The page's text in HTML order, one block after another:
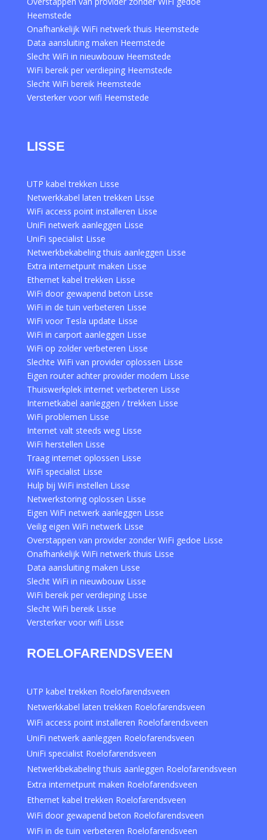
Heemstede
Onafhankelijk WiFi netwerk thuis Heemstede
Data aansluiting maken Heemstede
Slecht WiFi in nieuwbouw Heemstede
WiFi bereik per verdieping Heemstede
Slecht WiFi bereik Heemstede
Versterker voor wifi Heemstede
LISSE
UTP kabel trekken Lisse
Netwerkkabel laten trekken Lisse
WiFi access point installeren Lisse
UniFi netwerk aanleggen Lisse
UniFi specialist Lisse
Netwerkbekabeling thuis aanleggen Lisse
Extra internetpunt maken Lisse
Ethernet kabel trekken Lisse
WiFi door gewapend beton Lisse
WiFi in de tuin verbeteren Lisse
WiFi voor Tesla update Lisse
WiFi in carport aanleggen Lisse
WiFi op zolder verbeteren Lisse
Slechte WiFi van provider oplossen Lisse
Eigen router achter provider modem Lisse
Thuiswerkplek internet verbeteren Lisse
Internetkabel aanleggen / trekken Lisse
WiFi problemen Lisse
Internet valt steeds weg Lisse
WiFi herstellen Lisse
Traag internet oplossen Lisse
WiFi specialist Lisse
Hulp bij WiFi instellen Lisse
Netwerkstoring oplossen Lisse
Eigen WiFi netwerk aanleggen Lisse
Veilig eigen WiFi netwerk Lisse
Overstappen van provider zonder WiFi gedoe Lisse
Onafhankelijk WiFi netwerk thuis Lisse
Data aansluiting maken Lisse
Slecht WiFi in nieuwbouw Lisse
WiFi bereik per verdieping Lisse
Slecht WiFi bereik Lisse
Versterker voor wifi Lisse
ROELOFARENDSVEEN
UTP kabel trekken Roelofarendsveen
Netwerkkabel laten trekken Roelofarendsveen
WiFi access point installeren Roelofarendsveen
UniFi netwerk aanleggen Roelofarendsveen
UniFi specialist Roelofarendsveen
Netwerkbekabeling thuis aanleggen Roelofarendsveen
Extra internetpunt maken Roelofarendsveen
Ethernet kabel trekken Roelofarendsveen
WiFi door gewapend beton Roelofarendsveen
WiFi in de tuin verbeteren Roelofarendsveen